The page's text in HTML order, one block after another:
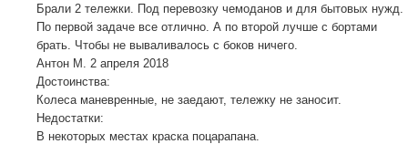
Брали 2 тележки. Под перевозку чемоданов и для бытовых нужд.
По первой задаче все отлично. А по второй лучше с бортами
брать. Чтобы не вываливалось с боков ничего.
Антон М.
2 апреля 2018
Достоинства:
Колеса маневренные, не заедают, тележку не заносит.
Недостатки:
В некоторых местах краска поцарапана.